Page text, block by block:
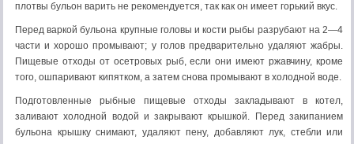
плотвы бульон варить не рекомендуется, так как он имеет горький вкус.
Перед варкой бульона крупные головы и кости рыбы разрубают на 2—4
части и хорошо промывают; у голов предварительно удаляют жабры.
Пищевые отходы от осетровых рыб, если они имеют ржавчину, кроме
того, ошпаривают кипятком, а затем снова промывают в холодной воде.
Подготовленные рыбные пищевые отходы закладывают в котел,
заливают холодной водой и закрывают крышкой. Перед закипанием
бульона крышку снимают, удаляют пену, добавляют лук, стебли или